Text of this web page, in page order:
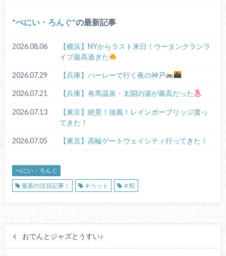
ぺにい・ろんぐ の最新記事
2026.08.06
【横浜】NYからラスト来日！ウータンクランラ
イブ最高過ぎた
2026.07.29 【兵庫】ハーレーで行く夜の神戸
2026.07.21 【兵庫】有馬温泉・太閤の湯が最高だった
2026.07.13
【東京】絶景！強風！レインボーブリッジ渡っ
てきた！
2026.07.05 【東京】高輪ゲートウェイシティ行ってきた！
ぺにい・ろんぐ
最新の注目記事！
＃ペット ＃蛇
おでんとジャズとうすい♪